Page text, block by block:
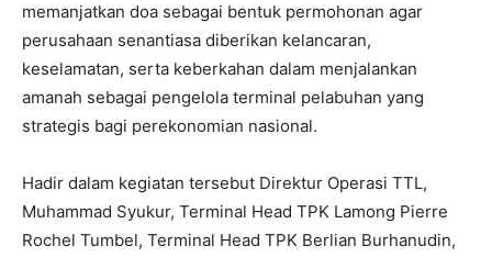
memanjatkan doa sebagai bentuk permohonan agar
perusahaan senantiasa diberikan kelancaran,
keselamatan, serta keberkahan dalam menjalankan
amanah sebagai pengelola terminal pelabuhan yang
strategis bagi perekonomian nasional.
Hadir dalam kegiatan tersebut Direktur Operasi TTL,
Muhammad Syukur, Terminal Head TPK Lamong Pierre
Rochel Tumbel, Terminal Head TPK Berlian Burhanudin,